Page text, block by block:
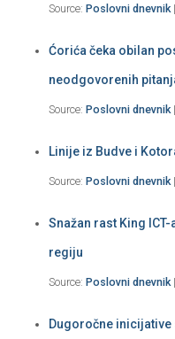
Source: Poslovni dnevnik
Ćorića čeka obilan
neodgovorenih
Source: Poslovni dnevnik
Linije iz Budve i
Source: Poslovni dnevnik
Snažan rast King
regiju
Source: Poslovni dnevnik
Dugoročne